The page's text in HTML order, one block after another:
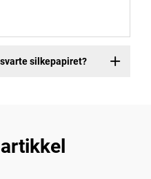
silkepapiret?